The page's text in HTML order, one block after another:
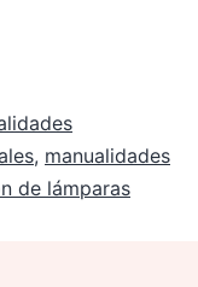
, manualidades
de lámparas